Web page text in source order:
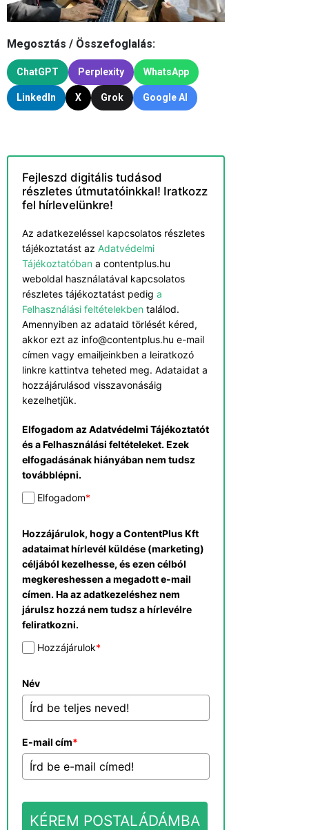
Megosztás / Összefoglalás:
ChatGPT Perplexity WhatsApp
LinkedIn X Grok Google AI
Fejleszd digitális tudásod
részletes útmutatóinkkal! Iratkozz
fel hírlevelünkre!
Az adatkezeléssel kapcsolatos részletes
tájékoztatást az Adatvédelmi
Tájékoztatóban a contentplus.hu
weboldal használatával kapcsolatos
részletes tájékoztatást pedig a
Felhasználási feltételekben találod.
Amennyiben az adataid törlését kéred,
akkor ezt az info@contentplus.hu e-mail
címen vagy emailjeinkben a leiratkozó
linkre kattintva teheted meg. Adataidat a
hozzájárulásod visszavonásáig
kezelhetjük.
Elfogadom az Adatvédelmi Tájékoztatót
és a Felhasználási feltételeket. Ezek
elfogadásának hiányában nem tudsz
továbblépni.
Elfogadom*
Hozzájárulok, hogy a ContentPlus Kft
adataimat hírlevél küldése (marketing)
céljából kezelhesse, és ezen célból
megkereshessen a megadott e-mail
címen. Ha az adatkezeléshez nem
járulsz hozzá nem tudsz a hírlevélre
feliratkozni.
Hozzájárulok*
Név
E-mail cím*
KÉREM POSTALÁDÁMBA